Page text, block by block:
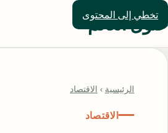
تخطي إلى المحتوى
حلول العالم
الرئيسية › الاقتصاد
الاقتصاد